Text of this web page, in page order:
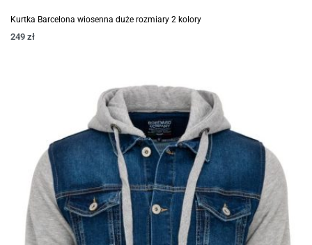
Kurtka Barcelona wiosenna duże rozmiary 2 kolory
249 zł